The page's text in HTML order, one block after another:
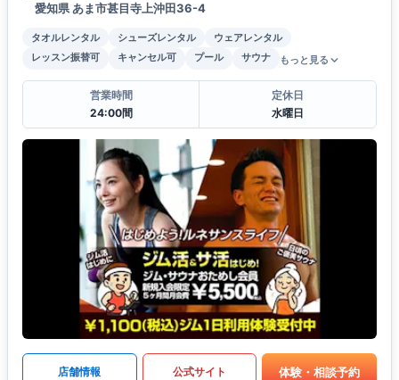
愛知県 あま市甚目寺上沖田36-4
タオルレンタル シューズレンタル
ウェアレンタル
レッスン振替可
キャンセル可 プール サウナ もっと見る
営業時間
24:00間
定休日
水曜日
店舗情報 公式サイト 体験・相談予約